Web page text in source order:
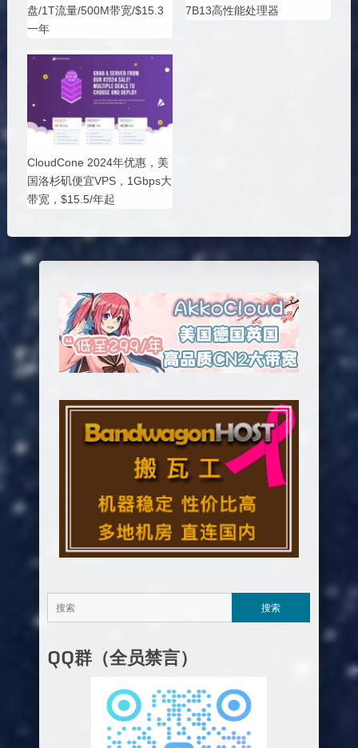
盘/1T流量/500M带宽/$15.3
一年
7B13高性能处理器
CloudCone 2024年优惠，美
国洛杉矶便宜VPS，1Gbps大
带宽，$15.5/年起
QQ群（全员禁言）